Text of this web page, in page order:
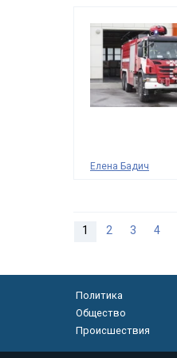
Елена Бадич
1 2 3 4
Политика
Общество
Происшествия